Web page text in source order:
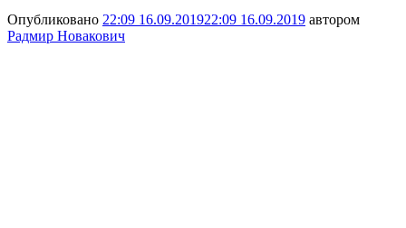
Опубликовано 22:09 16.09.201922:09 16.09.2019 автором
Радмир Новакович